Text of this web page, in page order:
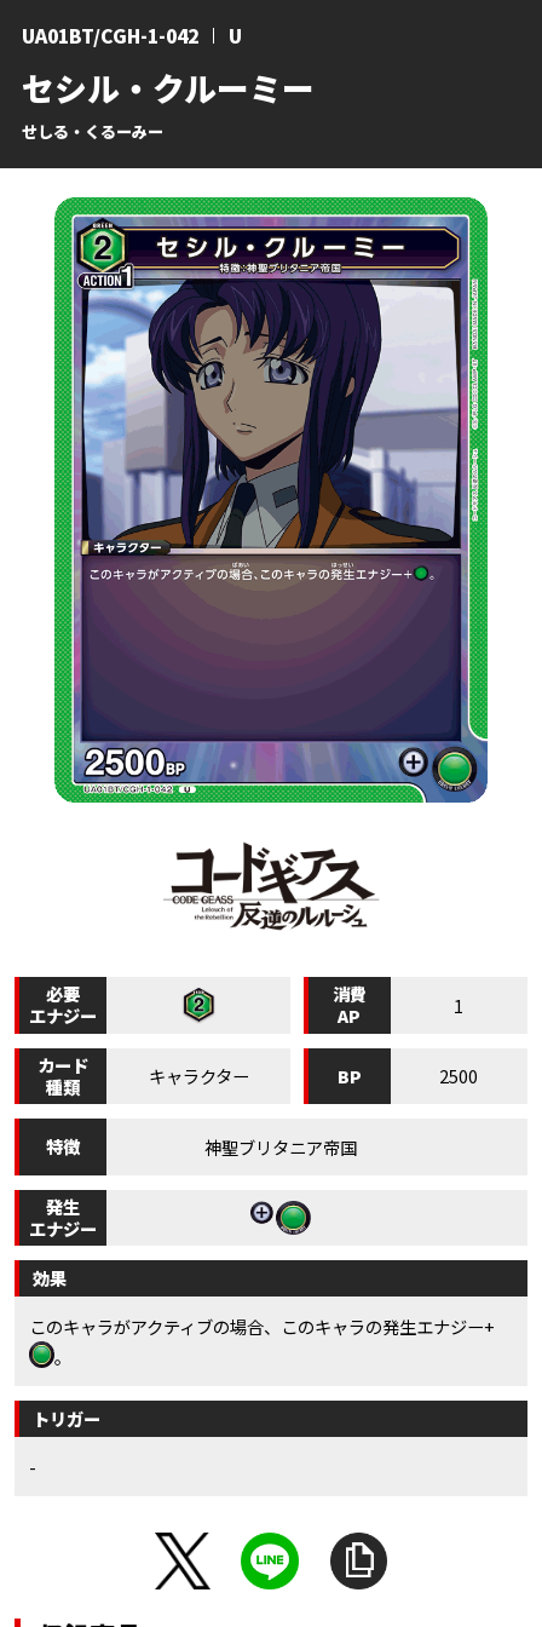
セシル・クルーミー
せしる・くるーみー
UA01BT/CGH-1-042 U
必要
エナジー
消費
AP
1
カード
種類
キャラクター BP 2500
特徴 神聖ブリタニア帝国
発生
エナジー
効果
このキャラがアクティブの場合、このキャラの発生エナジー+
。
トリガー
-